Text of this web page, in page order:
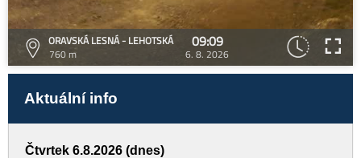
ORAVSKÁ LESNÁ - LEHOTSKÁ
760 m
09:09
6. 8. 2026
Aktuální info
Čtvrtek 6.8.2026 (dnes)